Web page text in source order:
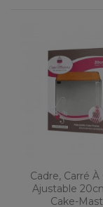
Cadre, Carré
Ajustable
Cake-